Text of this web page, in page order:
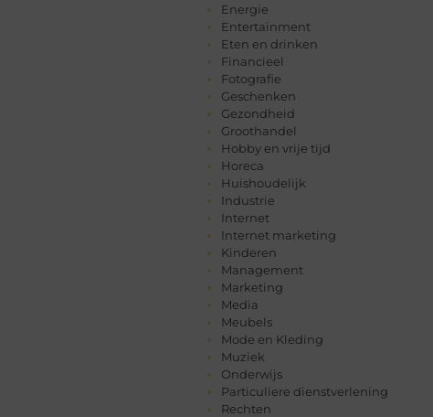
Energie
Entertainment
Eten en drinken
Financieel
Fotografie
Geschenken
Gezondheid
Groothandel
Hobby en vrije tijd
Horeca
Huishoudelijk
Industrie
Internet
Internet marketing
Kinderen
Management
Marketing
Media
Meubels
Mode en Kleding
Muziek
Onderwijs
Particuliere dienstverlening
Rechten